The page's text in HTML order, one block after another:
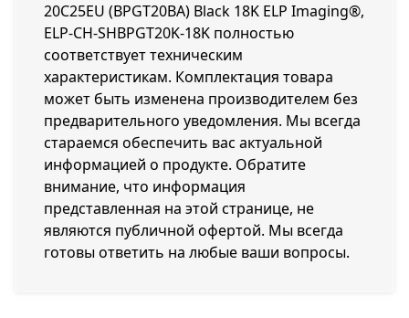
20С25EU (BPGT20BA) Black 18K ELP Imaging®,
ELP-CH-SHBPGT20K-18K полностью
соответствует техническим
характеристикам. Комплектация товара
может быть изменена производителем без
предварительного уведомления. Мы всегда
стараемся обеспечить вас актуальной
информацией о продукте. Обратите
внимание, что информация
представленная на этой странице, не
являются публичной офертой. Мы всегда
готовы ответить на любые ваши вопросы.